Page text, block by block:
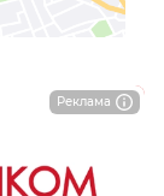
Реклама